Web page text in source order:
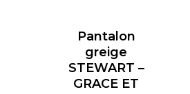
Pantalon
greige
STEWART –
GRACE ET